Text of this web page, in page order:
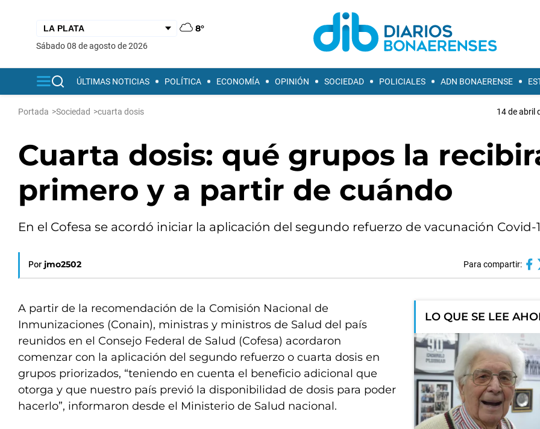
8°
sábado 08 de agosto de 2026
ÚLTIMAS NOTICIAS POLÍTICA ECONOMÍA OPINIÓN SOCIEDAD POLICIALES ADN BONAERENSE
Portada >Sociedad >cuarta dosis 14 de abril
Cuarta dosis: qué grupos la
primero y a partir de cuándo
En el Cofesa se acordó iniciar la aplicación del segundo refuerzo de vacunación Covid-
Por jmo2502 Para compartir:
A partir de la recomendación de la Comisión Nacional de
Inmunizaciones (Conain), ministras y ministros de Salud del país
reunidos en el Consejo Federal de Salud (Cofesa) acordaron
comenzar con la aplicación del segundo refuerzo o cuarta dosis en
grupos priorizados, “teniendo en cuenta el beneficio adicional que
otorga y que nuestro país previó la disponibilidad de dosis para poder
hacerlo”, informaron desde el Ministerio de Salud nacional.
LO QUE SE LEE